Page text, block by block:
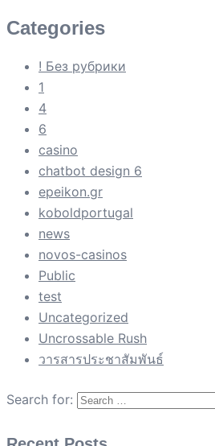
Categories
! Без рубрики
1
4
6
casino
chatbot design 6
epeikon.gr
koboldportugal
news
novos-casinos
Public
test
Uncategorized
Uncrossable Rush
วารสารประชาสัมพันธ์
Search for: